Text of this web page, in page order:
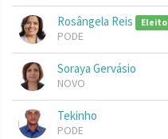
Rosângela Reis Eleito
PODE
Soraya Gervásio
NOVO
Tekinho
PODE